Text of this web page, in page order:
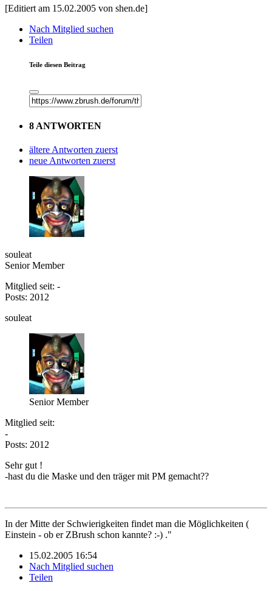
[Editiert am 15.02.2005 von shen.de]
Nach Mitglied suchen
Teilen
Teile diesen Beitrag
8 ANTWORTEN
ältere Antworten zuerst
neue Antworten zuerst
souleat
Senior Member
Mitglied seit: -
Posts: 2012
souleat
Senior Member
Mitglied seit:
-
Posts: 2012
Sehr gut !
-hast du die Maske und den träger mit PM gemacht??
In der Mitte der Schwierigkeiten findet man die Möglichkeiten (
Einstein - ob er ZBrush schon kannte? :-) ."
15.02.2005 16:54
Nach Mitglied suchen
Teilen